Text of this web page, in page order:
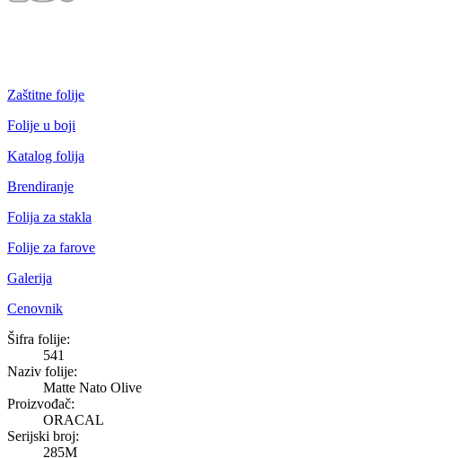
Zaštitne folije
Folije u boji
Katalog folija
Brendiranje
Folija za stakla
Folije za farove
Galerija
Cenovnik
Matte Nato Olive
Šifra folije:
541
Naziv folije:
Matte Nato Olive
Proizvođač:
ORACAL
Serijski broj:
285M